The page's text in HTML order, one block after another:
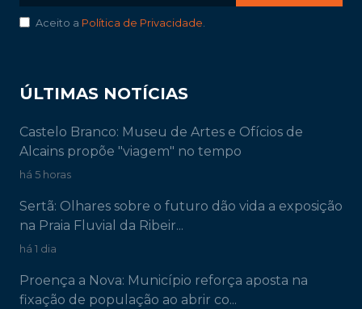
Aceito a Política de Privacidade.
ÚLTIMAS NOTÍCIAS
Castelo Branco: Museu de Artes e Ofícios de
Alcains propõe "viagem" no tempo
há 5 horas
Sertã: Olhares sobre o futuro dão vida a exposição
na Praia Fluvial da Ribeir...
há 1 dia
Proença a Nova: Município reforça aposta na
fixação de população ao abrir co...